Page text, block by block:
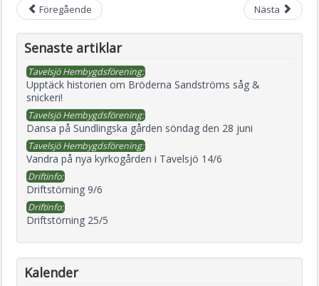
Föregående Nästa
Senaste artiklar
Tavelsjö Hembygdsförening:
Upptäck historien om Bröderna Sandströms såg &
snickeri!
Tavelsjö Hembygdsförening:
Dansa på Sundlingska gården söndag den 28 juni
Tavelsjö Hembygdsförening:
Vandra på nya kyrkogården i Tavelsjö 14/6
Driftinfo:
Driftstörning 9/6
Driftinfo:
Driftstörning 25/5
Kalender